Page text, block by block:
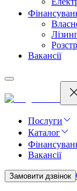
Вакансії
Послуги
Каталог
Вакансії
Замовити дзвінок